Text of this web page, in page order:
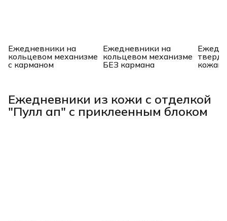
Ежедневники на
кольцевом механизме
с карманом
Ежедневники на
кольцевом механизме
БЕЗ кармана
Ежедневники из кожи с отделкой
"Пулл ап" с приклеенным блоком